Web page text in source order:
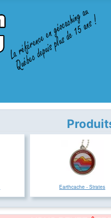
Earthcache - Strates